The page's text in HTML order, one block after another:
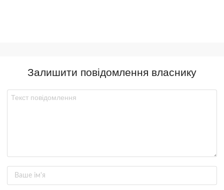
Залишити повідомлення власнику